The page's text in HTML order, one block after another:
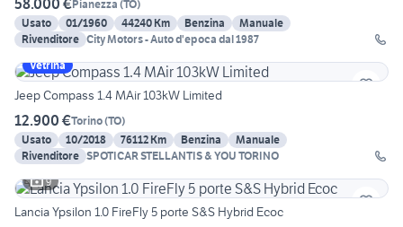
58.000 €Pianezza (TO)
Usato
01/1960 44240 Km Benzina
Manuale
Rivenditore City Motors - Auto d'epoca dal 1987
Vetrina
Jeep Compass 1.4 MAir 103kW Limited
12.900 €Torino(TO)
Usato
10/2018 76112 Km Benzina
Manuale
Rivenditore SPOTICAR STELLANTIS & YOU TORINO
9
Lancia Ypsilon 1.0 FireFly 5 porte S&S Hybrid Ecoc